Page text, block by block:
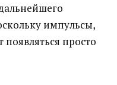
импульсы,
просто